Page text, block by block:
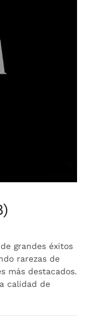
grandes éxitos
rarezas de
más destacados.
calidad de